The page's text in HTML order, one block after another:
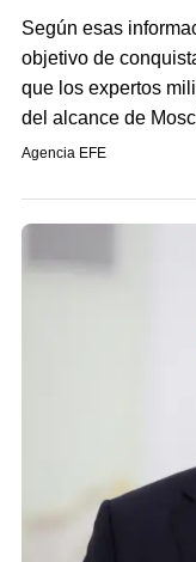
Según esas
objetivo de
que los expertos
del alcance de
Agencia EFE